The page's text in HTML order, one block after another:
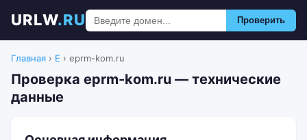
URLW.RU Проверить
Главная › E › eprm-kom.ru
Проверка eprm-kom.ru — технические
данные